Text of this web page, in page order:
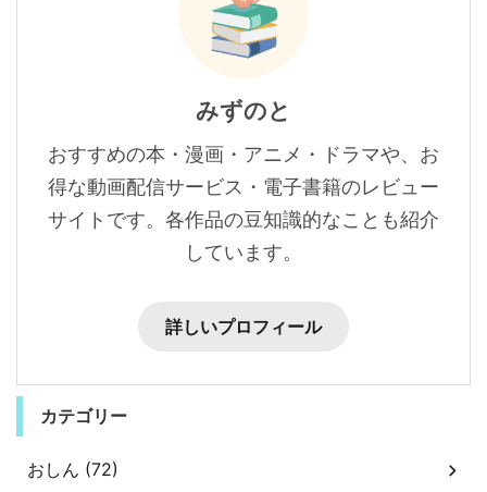
みずのと
おすすめの本・漫画・アニメ・ドラマや、お
得な動画配信サービス・電子書籍のレビュー
サイトです。各作品の豆知識的なことも紹介
しています。
詳しいプロフィール
カテゴリー
おしん (72)